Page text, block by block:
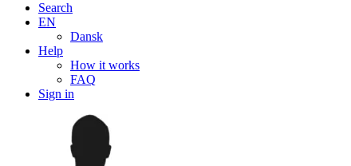
Search
EN
Dansk
Help
How it works
FAQ
Sign in